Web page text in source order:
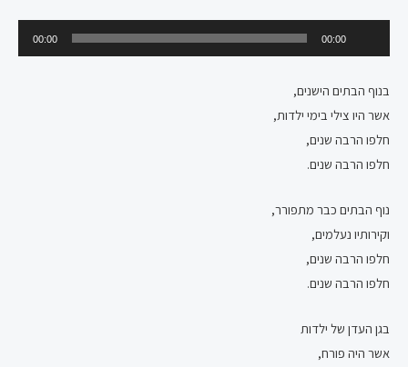
אודיו
00:00
00:00
בנוף הבתים הישנים,
אשר היו צילי בימי ילדות,
חלפו הרבה שנים,
חלפו הרבה שנים.
נוף הבתים כבר מתפורר,
וקירותיו נעלמים,
חלפו הרבה שנים,
חלפו הרבה שנים.
בגן העדן של ילדות
אשר היה פורח,